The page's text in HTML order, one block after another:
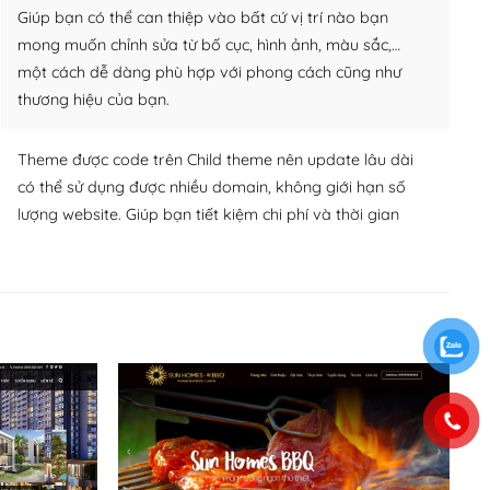
Giúp bạn có thể can thiệp vào bất cứ vị trí nào bạn
mong muốn chỉnh sửa từ bố cục, hình ảnh, màu sắc,…
một cách dễ dàng phù hợp với phong cách cũng như
thương hiệu của bạn.
Theme được code trên Child theme nên update lâu dài
có thể sử dụng được nhiều domain, không giới hạn số
lượng website. Giúp bạn tiết kiệm chi phí và thời gian